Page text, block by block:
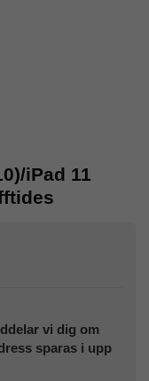
iPad 11
vi dig om
sparas i upp